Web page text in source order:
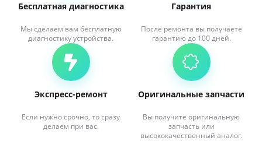
Бесплатная диагностика
Мы сделаем вам бесплатную
диагностику устройства.
Гарантия
После ремонта вы получаете
гарантию до 100 дней.
Экспресс-ремонт
Если нужно срочно, то сразу
делаем при вас.
Оригинальные запчасти
Вы получите оригинальную
запчасть или
высококачественный аналог.